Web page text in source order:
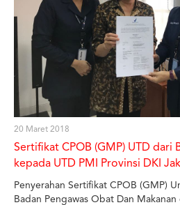
20 Maret 2018
Sertifikat CPOB (GMP) UTD dari
kepada UTD PMI Provinsi DKI
Penyerahan Sertifikat CPOB (GMP)
Badan Pengawas Obat Dan